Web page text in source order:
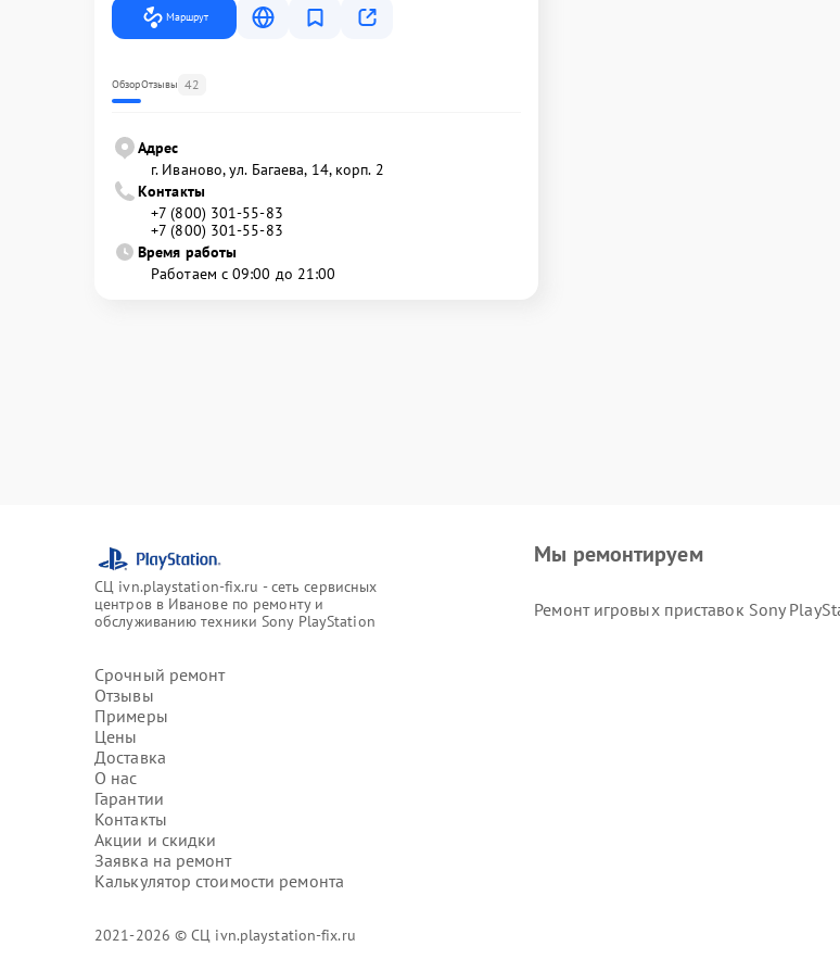
Маршрут
ОбзорОтзывы 42
Адрес
г. Иваново, ул. Багаева, 14, корп. 2
Контакты
+7 (800) 301-55-83
+7 (800) 301-55-83
Время работы
Работаем с 09:00 до 21:00
СЦ ivn.playstation-fix.ru - сеть сервисных
центров в Иванове по ремонту и
обслуживанию техники Sony PlayStation
Срочный ремонт
Отзывы
Примеры
Цены
Доставка
О нас
Гарантии
Контакты
Акции и скидки
Заявка на ремонт
Калькулятор стоимости ремонта
2021-2026 © СЦ ivn.playstation-fix.ru
Мы ремонтируем
Ремонт игровых приставок Sony